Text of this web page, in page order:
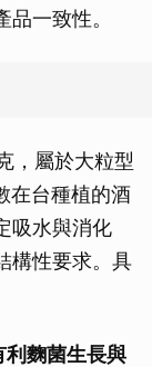
一致性。
，屬於大粒型
在台種植的酒
吸水與消化
構性要求。具
利麴菌生長與